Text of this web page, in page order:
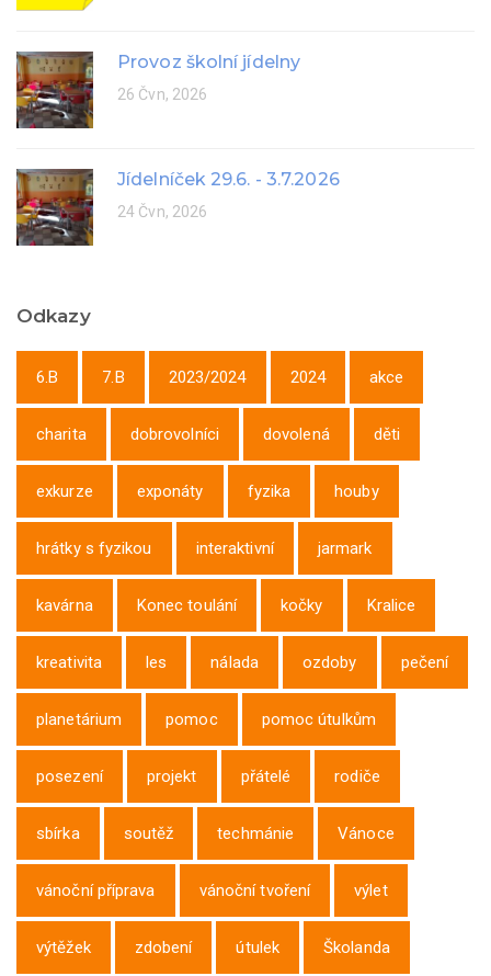
Provoz školní jídelny
26 Čvn, 2026
Jídelníček 29.6. - 3.7.2026
24 Čvn, 2026
Odkazy
6.B 7.B 2023/2024 2024 akce
charita dobrovolníci dovolená děti
exkurze exponáty fyzika houby
hrátky s fyzikou interaktivní jarmark
kavárna Konec toulání kočky Kralice
kreativita les nálada ozdoby pečení
planetárium pomoc pomoc útulkům
posezení projekt přátelé rodiče
sbírka soutěž techmánie Vánoce
vánoční příprava vánoční tvoření výlet
výtěžek zdobení útulek Školanda